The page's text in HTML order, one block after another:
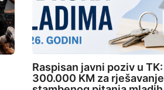
Raspisan javni poziv u TK:
300.000 KM za rješavanje